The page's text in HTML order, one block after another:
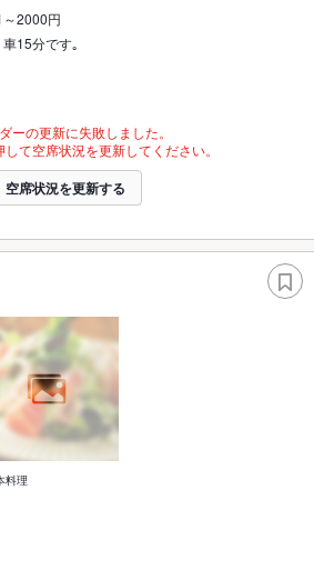
2000円
15分です｡
ーの更新に失敗しました。
て空席状況を更新してください。
空席状況を更新する
料理